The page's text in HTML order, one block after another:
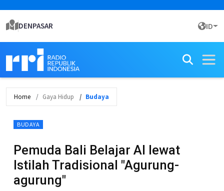
DENPASAR ID
Home Gaya Hidup Budaya
BUDAYA
Pemuda Bali Belajar AI lewat
Istilah Tradisional "Agurung-
agurung"